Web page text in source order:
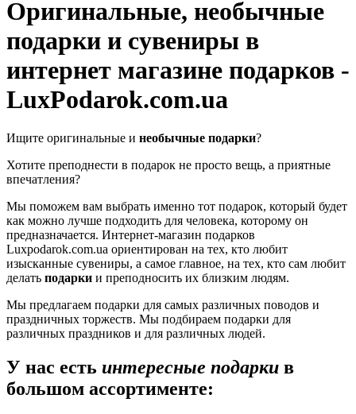
Оригинальные, необычные
подарки и сувениры в
интернет магазине подарков -
LuxPodarok.com.ua
Ищите оригинальные и необычные подарки?
Хотите преподнести в подарок не просто вещь, а приятные
впечатления?
Мы поможем вам выбрать именно тот подарок, который будет
как можно лучше подходить для человека, которому он
предназначается. Интернет-магазин подарков
Luxpodarok.com.ua ориентирован на тех, кто любит
изысканные сувениры, а самое главное, на тех, кто сам любит
делать подарки и преподносить их близким людям.
Мы предлагаем подарки для самых различных поводов и
праздничных торжеств. Мы подбираем подарки для
различных праздников и для различных людей.
У нас есть интересные подарки в
большом ассортименте: